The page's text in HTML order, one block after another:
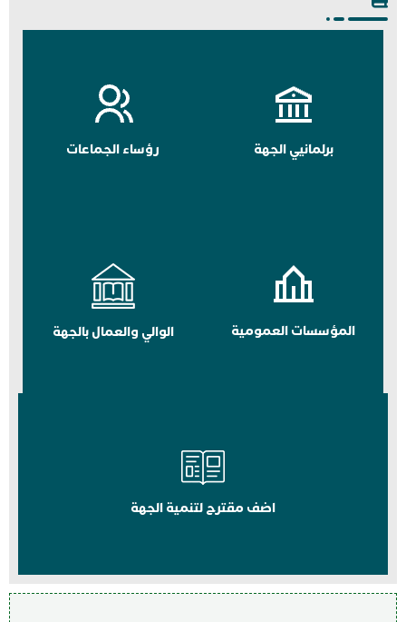
برلمانيي الجهة رؤساء الجماعات
المؤسسات العمومية الوالي والعمال بالجهة
اضف مقترح لتنمية الجهة